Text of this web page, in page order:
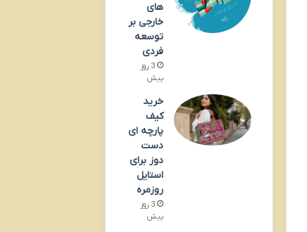
های
خارجی بر
توسعه
فردی
3 روز
پیش
خرید
کیف
پارچه ای
دست
دوز برای
استایل
روزمره
3 روز
پیش